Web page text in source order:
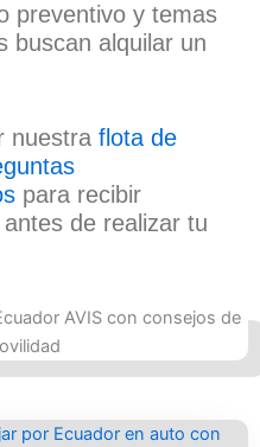
preventivo y temas
buscan alquilar un
nuestra flota de
para recibir
de realizar tu